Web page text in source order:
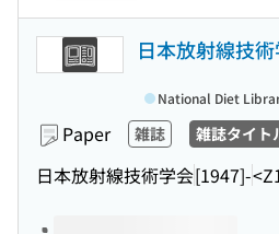
日本放射線技
Paper 雑誌 雑誌タイト
日本放射線技術学会[1947]-
National Diet
Volumes of this title